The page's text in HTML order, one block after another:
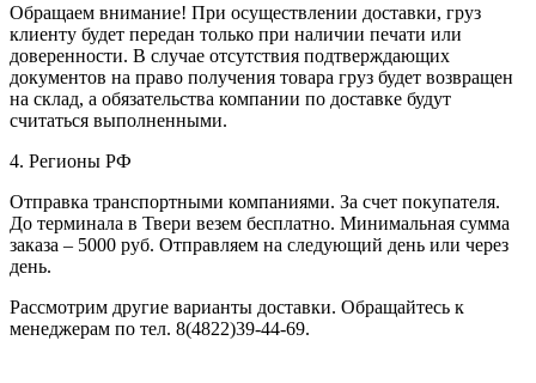
Обращаем внимание! При осуществлении доставки, груз
клиенту будет передан только при наличии печати или
доверенности. В случае отсутствия подтверждающих
документов на право получения товара груз будет возвращен
на склад, а обязательства компании по доставке будут
считаться выполненными.
4. Регионы РФ
Отправка транспортными компаниями. За счет покупателя.
До терминала в Твери везем бесплатно. Минимальная сумма
заказа – 5000 руб. Отправляем на следующий день или через
день.
Рассмотрим другие варианты доставки. Обращайтесь к
менеджерам по тел. 8(4822)39-44-69.